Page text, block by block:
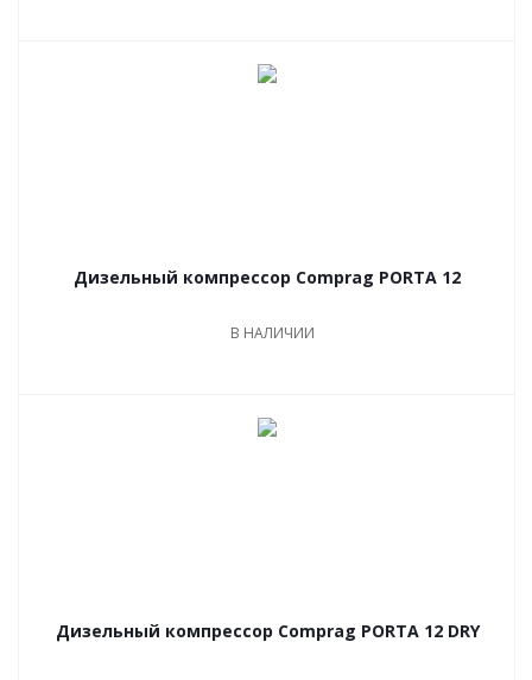
Дизельный компрессор Comprag PORTA 12
В НАЛИЧИИ
Дизельный компрессор Comprag PORTA 12 DRY